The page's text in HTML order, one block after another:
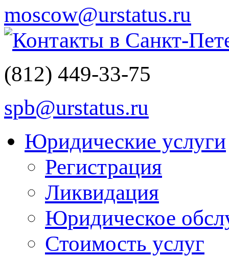
moscow@urstatus.ru
Контакты в Санкт-
(812) 449-33-75
spb@urstatus.ru
Юридические услуги
Регистрация
Ликвидация
Юридическое
Стоимость услуг